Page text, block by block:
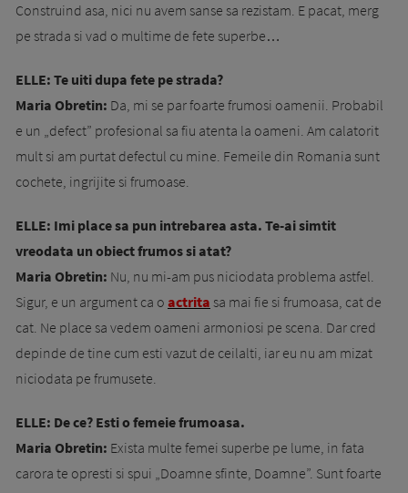
Construind asa, nici nu avem sanse sa rezistam. E pacat, merg
pe strada si vad o multime de fete superbe…
ELLE: Te uiti dupa fete pe strada?
Maria Obretin: Da, mi se par foarte frumosi oamenii. Probabil
e un „defect” profesional sa fiu atenta la oameni. Am calatorit
mult si am purtat defectul cu mine. Femeile din Romania sunt
cochete, ingrijite si frumoase.
ELLE: Imi place sa pun intrebarea asta. Te-ai simtit
vreodata un obiect frumos si atat?
Maria Obretin: Nu, nu mi-am pus niciodata problema astfel.
Sigur, e un argument ca o actrita sa mai fie si frumoasa, cat de
cat. Ne place sa vedem oameni armoniosi pe scena. Dar cred
depinde de tine cum esti vazut de ceilalti, iar eu nu am mizat
niciodata pe frumusete.
ELLE: De ce? Esti o femeie frumoasa.
Maria Obretin: Exista multe femei superbe pe lume, in fata
carora te opresti si spui „Doamne sfinte, Doamne”. Sunt foarte